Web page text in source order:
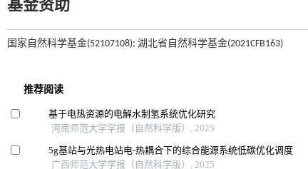
基金资助
国家自然科学基金(52107108); 湖北省自然科学基金(2021CFB163)